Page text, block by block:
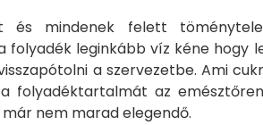
és mindenek felett
folyadék leginkább víz kéne
a szervezetbe. Ami
folyadéktartalmát az
nem marad elegendő.